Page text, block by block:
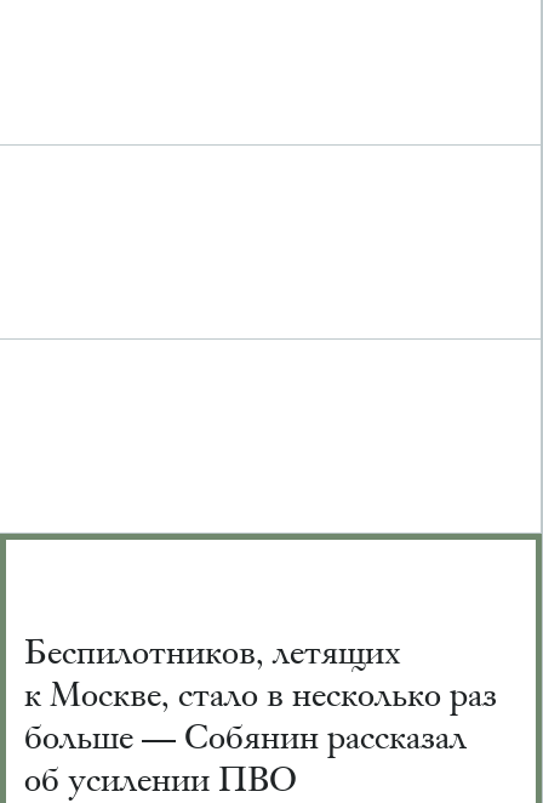
Беспилотников, летящих
к Москве, стало в несколько раз
больше — Собянин рассказал
об усилении ПВО